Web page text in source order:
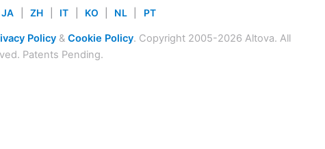
JA ZH IT KO NL PT
Policy& Cookie Policy. Copyright 2005-2026 Altova. All
Patents Pending.